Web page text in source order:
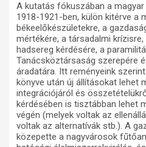
A
Utókor és
Galéria
Adatbázis
Menekültek
Visszhang
Publikációk
Kapcsolat
Trianon-
A kutatás fókuszában a
1918-1921-ben, külön kitérve a
békeelőkészületekre, a
mértékére, a társadalmi
hadsereg kérdésére, a
Tanácsköztársaság szerepére
áradatára. Itt reményeink
könyve után új állításokat lehet
integrációjáról és
kérdésében is tisztábban lehet
végén (melyek voltak az
voltak az alternatívák stb.). A
közepette a nagyvárosok